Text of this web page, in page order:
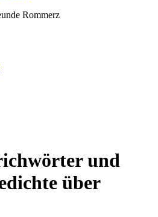
Rommerz
und
über